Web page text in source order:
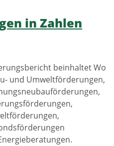
in Zahlen
beinhaltet Wo
und Umweltförderungen,